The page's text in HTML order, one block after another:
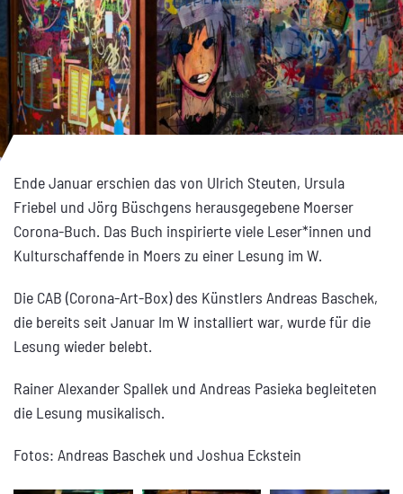
Ende Januar erschien das von Ulrich Steuten, Ursula
Friebel und Jörg Büschgens herausgegebene Moerser
Corona-Buch. Das Buch inspirierte viele Leser*innen und
Kulturschaffende in Moers zu einer Lesung im W.
Die CAB (Corona-Art-Box) des Künstlers Andreas Baschek,
die bereits seit Januar Im W installiert war, wurde für die
Lesung wieder belebt.
Rainer Alexander Spallek und Andreas Pasieka begleiteten
die Lesung musikalisch.
Fotos: Andreas Baschek und Joshua Eckstein